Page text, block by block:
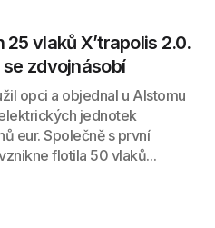
vlaků X’trapolis 2.0.
zdvojnásobí
opci a objednal u Alstomu
jednotek
eur. Společně s první
flotila 50 vlaků...